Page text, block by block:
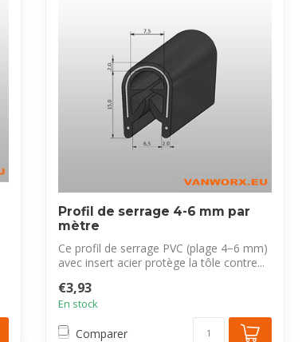
Profil de serrage 4-6 mm par
mètre
Ce profil de serrage PVC (plage 4−6 mm)
avec insert acier protège la tôle contre...
€3,93
En stock
Comparer